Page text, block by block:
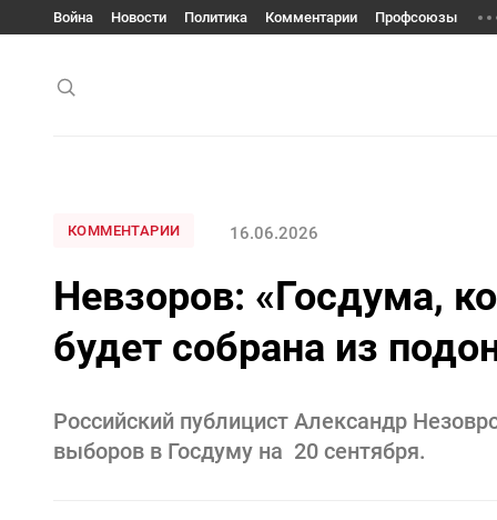
Война Новости Политика Комментарии Профсоюзы
КОММЕНТАРИИ 16.06.2026
Невзоров: «Госдума,
будет собрана из
Российский публицист Александр
выборов в Госдуму на 20 сентября.